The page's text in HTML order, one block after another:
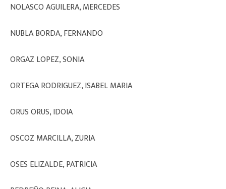
NOLASCO AGUILERA, MERCEDES
NUBLA BORDA, FERNANDO
ORGAZ LOPEZ, SONIA
ORTEGA RODRIGUEZ, ISABEL MARIA
ORUS ORUS, IDOIA
OSCOZ MARCILLA, ZURIA
OSES ELIZALDE, PATRICIA